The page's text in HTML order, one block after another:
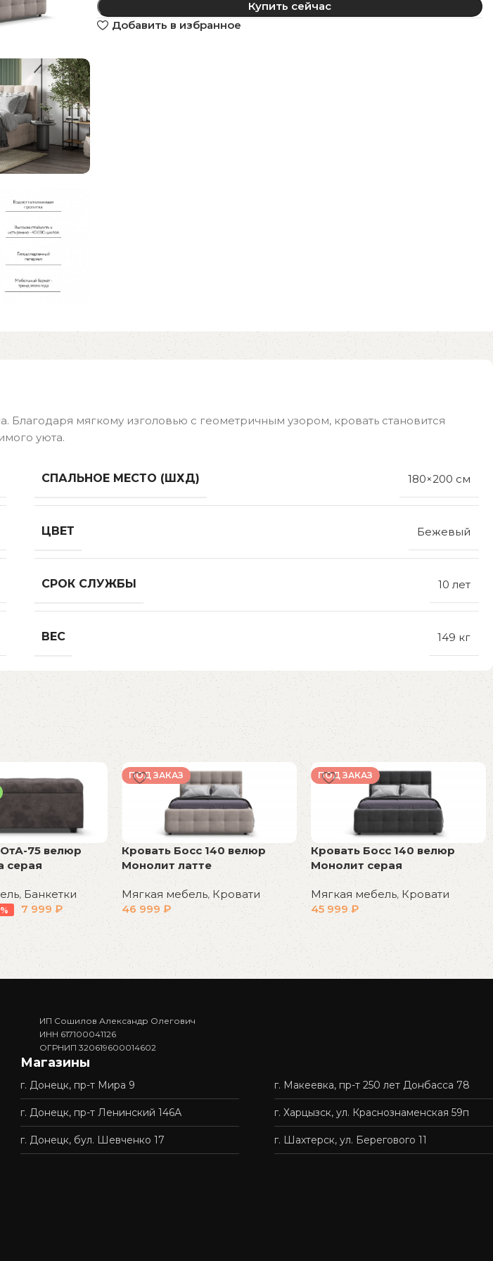
Купить сейчас
Добавить в избранное
мягкому изголовью с геометричным узором, кровать становится
уюта.
СПАЛЬНОЕ МЕСТО (ШХД) 180×200 см
ЦВЕТ Бежевый
СРОК СЛУЖБЫ 10 лет
ВЕС 149 кг
75 велюр
серая
,Банкетки
7 999₽
ПОД ЗАКАЗ
Кровать Босс 140 велюр
Монолит латте
Мягкая мебель, Кровати
46 999₽
В корзину
ПОД ЗАКАЗ
Кровать Босс 140 велюр
Монолит серая
Мягкая мебель, Кровати
45 999₽
В корзину
ИП Сошилов Александр Олегович
ИНН 617100041126
ОГРНИП 320619600014602
Магазины
г. Донецк, пр-т Мира 9
г. Донецк, пр-т Ленинский 146А
г. Донецк, бул. Шевченко 17
г. Макеевка, пр-т 250 лет Донбасса 78
г. Харцызск, ул. Краснознаменская 59п
г. Шахтерск, ул. Берегового 11